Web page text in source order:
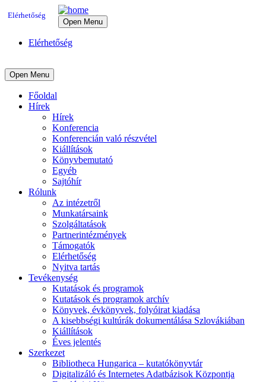
Elérhetőség
Open Menu
Elérhetőség
Open Menu
Főoldal
Hírek
Hírek
Konferencia
Konferencián való részvétel
Kiállítások
Könyvbemutató
Egyéb
Sajtóhír
Rólunk
Az intézetről
Munkatársaink
Szolgáltatások
Partnerintézmények
Támogatók
Elérhetőség
Nyitva tartás
Tevékenység
Kutatások és programok
Kutatások és programok archív
Könyvek, évkönyvek, folyóirat kiadása
A kisebbségi kultúrák dokumentálása Szlovákiában
Kiállítások
Éves jelentés
Szerkezet
Bibliotheca Hungarica – kutatókönyvtár
Digitalizáló és Internetes Adatbázisok Központja